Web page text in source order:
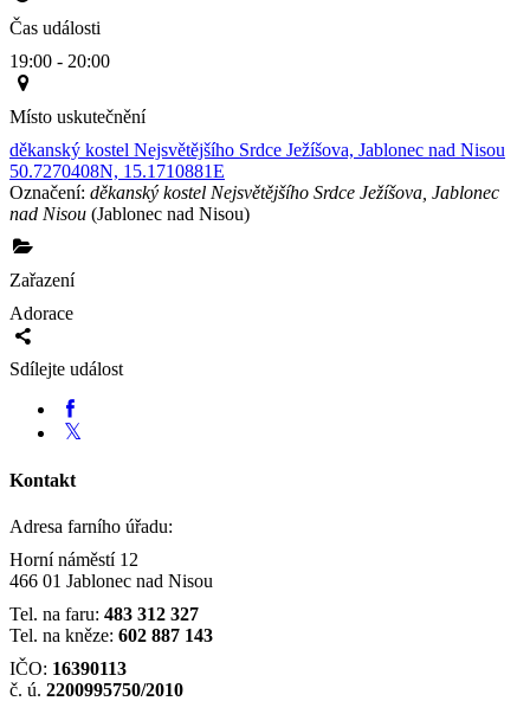
Čas události
19:00 - 20:00
Místo uskutečnění
děkanský kostel Nejsvětějšího Srdce Ježíšova, Jablonec nad Nisou
50.7270408N, 15.1710881E
Označení: děkanský kostel Nejsvětějšího Srdce Ježíšova, Jablonec
nad Nisou (Jablonec nad Nisou)
Zařazení
Adorace
Sdílejte událost
Kontakt
Adresa farního úřadu:
Horní náměstí 12
466 01 Jablonec nad Nisou
Tel. na faru: 483 312 327
Tel. na kněze: 602 887 143
IČO: 16390113
č. ú. 2200995750/2010